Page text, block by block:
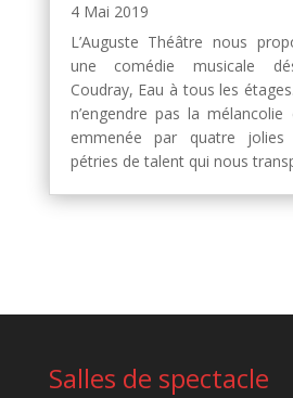
4 Mai 2019
L’Auguste Théâtre nous
une comédie musicale
Coudray, Eau à tous les
n’engendre pas la
emmenée par quatre
pétries de talent qui nous
Salles de spectacle